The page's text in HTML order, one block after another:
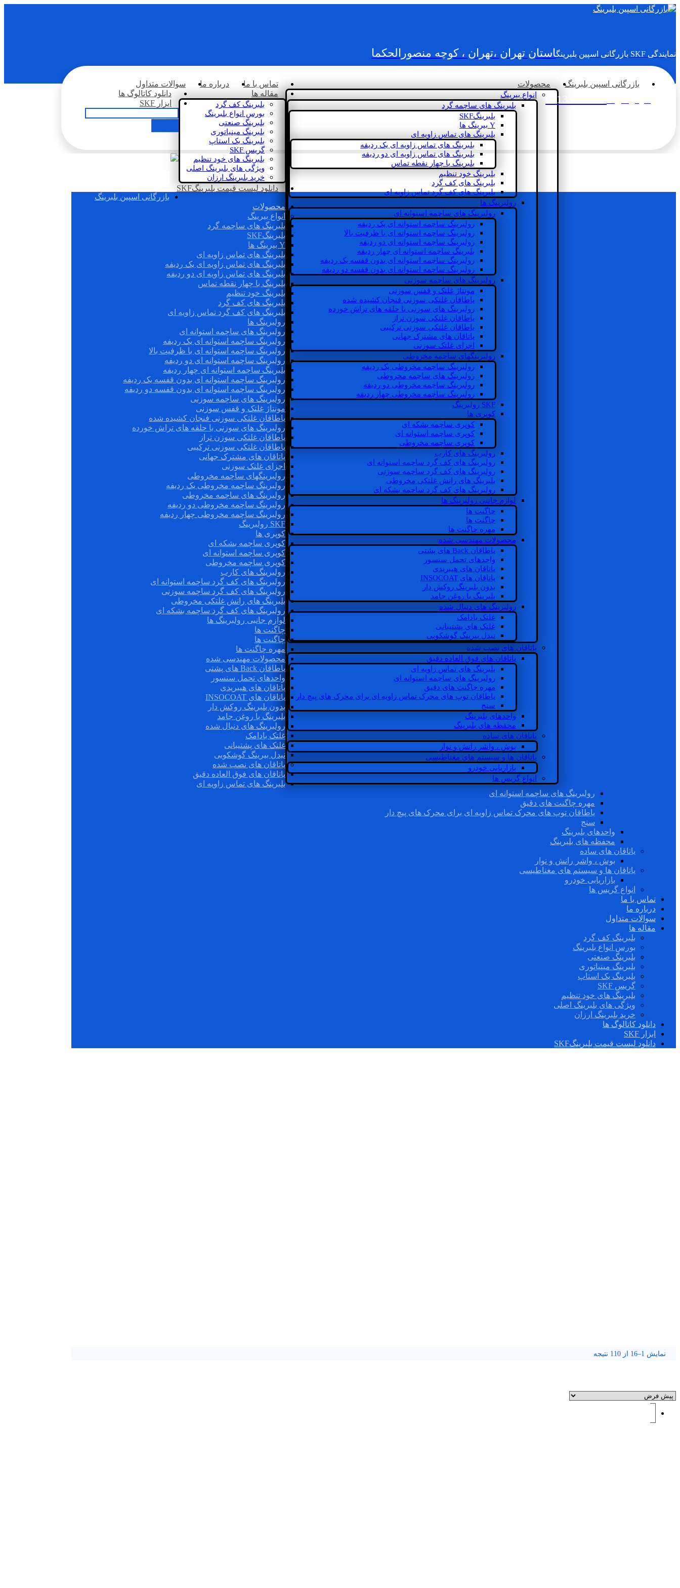
نمایندگی SKF بازرگانی اسپین بلبرینگ استان تهران ،تهران ، کوچه منصورالحکما
02133936833
بازرگانی اسپین بلبرینگ محصولات
انواع بیرینگ
بلبرینگ های ساچمه گرد
بلبرینگSKF
Y بیرینگ ها
بلبرینگ های تماس زاویه ای
بلبرینگ های تماس زاویه ای یک ردیفه
بلبرینگ های تماس زاویه ای دو ردیفه
بلبرینگ با چهار نقطه تماس
بلبرینگ خود تنظیم
بلبرینگ های کف گرد
بلبرینگ های کف گرد تماس زاویه ای
رولبرینگ ها
رولبرینگ های ساچمه استوانه ای
رولبرینگ ساچمه استوانه ای یک ردیفه
رولبرینگ ساچمه استوانه ای با ظرفیت بالا
رولبرینگ ساچمه استوانه ای دو ردیفه
بلبرینگ ساچمه استوانه ای چهار ردیفه
رولبرینگ ساچمه استوانه ای بدون قفسه یک ردیفه
رولبرینگ ساچمه استوانه ای بدون قفسه دو ردیفه
رولبرینگ های ساچمه سوزنی
مونتاژ غلتک و قفس سوزنی
یاطاقان غلتکی سوزنی فنجان کشیده شده
رولبرینگ های سوزنی با حلقه های تراش خورده
یاطاقان غلتکی سوزن تراز
یاطاقان غلتکی سوزنی ترکیبی
یاتاقان های مشترک جهانی
اجزای غلتک سوزنی
رولبرینگهای ساچمه مخروطی
رولبرینگ ساچمه مخروطی یک ردیفه
رولبرینگ های ساچمه مخروطی
رولبرینگ ساچمه مخروطی دو ردیفه
رولبرینگ ساچمه مخروطی چهار ردیفه
SKF رولبرینگ
کوپری ها
کوپری ساچمه بشکه ای
کوپری ساچمه استوانه ای
کوپری ساچمه مخروطی
رولبرینگ های کارب
رولبرینگ های کف گرد ساچمه استوانه ای
رولبرینگ های کف گرد ساچمه سوزنی
بلبرینگ های رانش غلتکی مخروطی
رولبرینگ های کف گرد ساچمه بشکه ای
لوازم جانبی رولبرینگ ها
چاگنت ها
چاگنت ها
مهره چاگنت ها
محصولات مهندسی شده
یاطاقان Back های پشتی
واحدهای تحمل سنسور
یاتاقان های هیبریدی
یاتاقان های INSOCOAT
بدون بلبرینگ روکش دار
بلبرینگ با روغن جامد
رولبرینگ های دنبال شده
غلتک بادامک
غلتک های پشتیبانی
نیدل بیرینگ گوشکوبی
یاتاقان های نصب شده
یاتاقان های فوق العاده دقیق
بلبرینگ های تماس زاویه ای
رولبرینگ های ساچمه استوانه ای
مهره چاگنت های دقیق
یاطاقان توپ های محرک تماس زاویه ای برای محرک های پیچ دار
سنج
واحدهای بلبرینگ
محفظه های بلبرینگ
یاتاقان های ساده
بوش ، واشر رانش و نوار
یاتاقان ها و سیستم های مغناطیسی
بازاریابی خودرو
انواع گریس ها
تماس با ما درباره ما
سوالات متداول
مقاله ها
بلبرینگ کف گرد
بورس انواع بلبرینگ
بلبرینگ صنعتی
بلبرینگ مینیاتوری
بلبرینگ بک استاپ
گریس SKF
بلبرینگ های خود تنظیم
ویژگی های بلبرینگ اصلی
خرید بلبرینگ ارزان
دانلود کاتالوگ ها
ابزار SKF
دانلود لیست قیمت بلبرینگSKF
بازرگانی اسپین بلبرینگ
محصولات
انواع بیرینگ
بلبرینگ های ساچمه گرد
بلبرینگSKF
Y بیرینگ ها
بلبرینگ های تماس زاویه ای
بلبرینگ های تماس زاویه ای یک ردیفه
بلبرینگ های تماس زاویه ای دو ردیفه
بلبرینگ با چهار نقطه تماس
بلبرینگ خود تنظیم
بلبرینگ های کف گرد
بلبرینگ های کف گرد تماس زاویه ای
رولبرینگ ها
رولبرینگ های ساچمه استوانه ای
رولبرینگ ساچمه استوانه ای یک ردیفه
رولبرینگ ساچمه استوانه ای با ظرفیت بالا
رولبرینگ ساچمه استوانه ای دو ردیفه
بلبرینگ ساچمه استوانه ای چهار ردیفه
رولبرینگ ساچمه استوانه ای بدون قفسه یک ردیفه
رولبرینگ ساچمه استوانه ای بدون قفسه دو ردیفه
رولبرینگ های ساچمه سوزنی
مونتاژ غلتک و قفس سوزنی
یاطاقان غلتکی سوزنی فنجان کشیده شده
رولبرینگ های سوزنی با حلقه های تراش خورده
یاطاقان غلتکی سوزن تراز
یاطاقان غلتکی سوزنی ترکیبی
یاتاقان های مشترک جهانی
اجزای غلتک سوزنی
رولبرینگهای ساچمه مخروطی
رولبرینگ ساچمه مخروطی یک ردیفه
رولبرینگ های ساچمه مخروطی
رولبرینگ ساچمه مخروطی دو ردیفه
رولبرینگ ساچمه مخروطی چهار ردیفه
SKF رولبرینگ
کوپری ها
کوپری ساچمه بشکه ای
کوپری ساچمه استوانه ای
کوپری ساچمه مخروطی
رولبرینگ های کارب
رولبرینگ های کف گرد ساچمه استوانه ای
رولبرینگ های کف گرد ساچمه سوزنی
بلبرینگ های رانش غلتکی مخروطی
رولبرینگ های کف گرد ساچمه بشکه ای
لوازم جانبی رولبرینگ ها
چاگنت ها
چاگنت ها
مهره چاگنت ها
محصولات مهندسی شده
یاطاقان Back های پشتی
واحدهای تحمل سنسور
یاتاقان های هیبریدی
یاتاقان های INSOCOAT
بدون بلبرینگ روکش دار
بلبرینگ با روغن جامد
رولبرینگ های دنبال شده
غلتک بادامک
غلتک های پشتیبانی
نیدل بیرینگ گوشکوبی
یاتاقان های نصب شده
یاتاقان های فوق العاده دقیق
بلبرینگ های تماس زاویه ای
رولبرینگ های ساچمه استوانه ای
مهره چاگنت های دقیق
یاطاقان توپ های محرک تماس زاویه ای برای محرک های پیچ دار
سنج
واحدهای بلبرینگ
محفظه های بلبرینگ
یاتاقان های ساده
بوش ، واشر رانش و نوار
یاتاقان ها و سیستم های مغناطیسی
بازاریابی خودرو
انواع گریس ها
تماس با ما
درباره ما
سوالات متداول
مقاله ها
بلبرینگ کف گرد
بورس انواع بلبرینگ
بلبرینگ صنعتی
بلبرینگ مینیاتوری
بلبرینگ بک استاپ
گریس SKF
بلبرینگ های خود تنظیم
ویژگی های بلبرینگ اصلی
خرید بلبرینگ ارزان
دانلود کاتالوگ ها
ابزار SKF
دانلود لیست قیمت بلبرینگSKF
نمایش 1–16 از 110 نتیجه